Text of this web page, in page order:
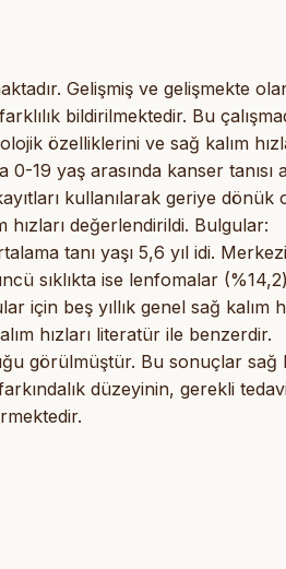
Gelişmiş ve gelişmekte
bildirilmektedir. Bu
özelliklerini ve sağ kalım
19 yaş arasında kanser tanısı
kullanılarak geriye dönük
hızları değerlendirildi. Bulgular:
tanı yaşı 5,6 yıl idi.
sıklıkta ise lenfomalar
için beş yıllık genel sağ kalım
hızları literatür ile benzerdir.
görülmüştür. Bu sonuçlar sağ
düzeyinin, gerekli